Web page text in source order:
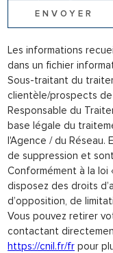
ENVOYER
Les informations
dans un fichier
Sous-traitant du
clientèle/prospects
Responsable du
base légale du
l'Agence / du Réseau.
de suppression et
Conformément à la loi
disposez des droits
d’opposition, de
Vous pouvez retirer
contactant
https://cnil.fr/fr pour